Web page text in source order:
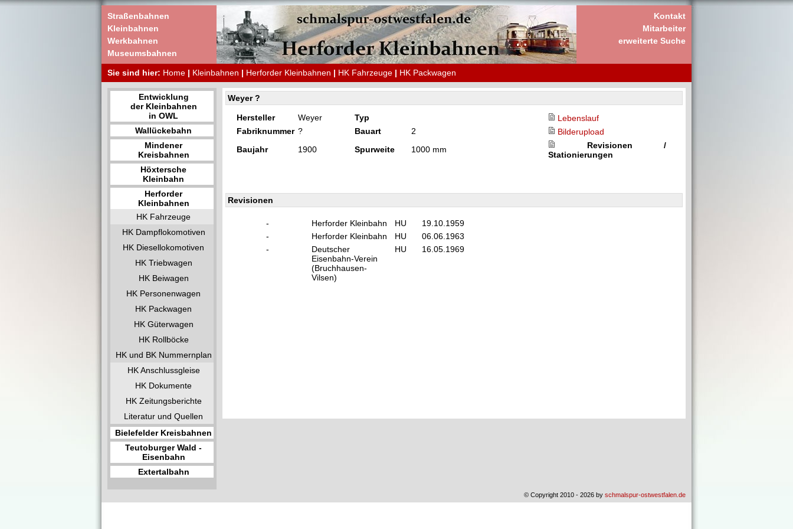
Straßenbahnen
Kleinbahnen
Werkbahnen
Museumsbahnen
Kontakt
Mitarbeiter
erweiterte Suche
Sie sind hier: Home | Kleinbahnen | Herforder Kleinbahnen | HK Fahrzeuge | HK Packwagen
Entwicklung
der Kleinbahnen
in OWL
Wallückebahn
Mindener
Kreisbahnen
Höxtersche
Kleinbahn
Herforder
Kleinbahnen
HK Fahrzeuge
HK Dampflokomotiven
HK Diesellokomotiven
HK Triebwagen
HK Beiwagen
HK Personenwagen
HK Packwagen
HK Güterwagen
HK Rollböcke
HK und BK Nummernplan
HK Anschlussgleise
HK Dokumente
HK Zeitungsberichte
Literatur und Quellen
Bielefelder Kreisbahnen
Teutoburger Wald -
Eisenbahn
Extertalbahn
Weyer ?
Hersteller Weyer Typ
Lebenslauf
Fabriknummer ? Bauart 2
Bilderupload
Baujahr
1900 Spurweite 1000 mm
Revisionen /
Stationierungen
Revisionen
- Herforder Kleinbahn HU
19.10.1959
-
Herforder Kleinbahn HU
06.06.1963
-
Deutscher
Eisenbahn-Verein
(Bruchhausen-
Vilsen)
HU 16.05.1969
© Copyright 2010 - 2026 by schmalspur-ostwestfalen.de